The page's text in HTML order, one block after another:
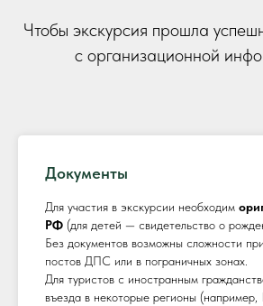
Чтобы экскурсия прошла
с организационной
Документы
Для участия в экскурсии необходим
РФ (для детей — свидетельство о
Без документов возможны сложности
постов ДПС или в пограничных зонах.
Для туристов с иностранным
въезда в некоторые регионы